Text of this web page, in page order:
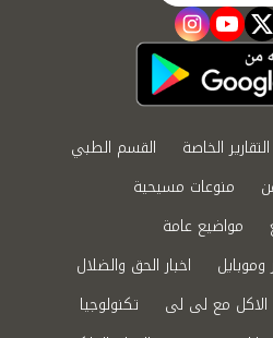
twitter
youtube
instagram
التقارير الخاصة
القسم الطبي
منوعات مسيحية
مواضيع عامة
وموبايل
اخبار الحق والضلال
مع لى لى
تكنولوجيا